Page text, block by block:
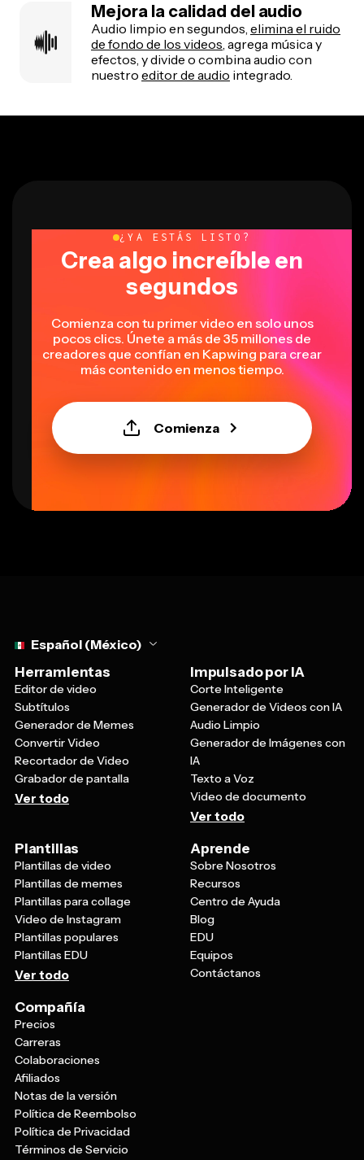
Mejora la calidad del audio
Audio limpio en segundos, elimina el ruido
de fondo de los videos , agrega música y
efectos, y divide o combina audio con
nuestro editor de audio integrado.
¿YA ESTÁS LISTO?
Crea algo increíble en
segundos
Comienza con tu primer video en solo unos
pocos clics. Únete a más de 35 millones de
creadores que confían en Kapwing para crear
más contenido en menos tiempo.
Comienza
Español (México)
Herramientas
Editor de video
Subtítulos
Generador de Memes
Convertir Video
Recortador de Video
Grabador de pantalla
Ver todo
Impulsado por IA
Corte Inteligente
Generador de Videos con IA
Audio Limpio
Generador de Imágenes con
IA
Texto a Voz
Video de documento
Ver todo
Plantillas
Plantillas de video
Plantillas de memes
Plantillas para collage
Video de Instagram
Plantillas populares
Plantillas EDU
Ver todo
Aprende
Sobre Nosotros
Recursos
Centro de Ayuda
Blog
EDU
Equipos
Contáctanos
Compañía
Precios
Carreras
Colaboraciones
Afiliados
Notas de la versión
Política de Reembolso
Política de Privacidad
Términos de Servicio